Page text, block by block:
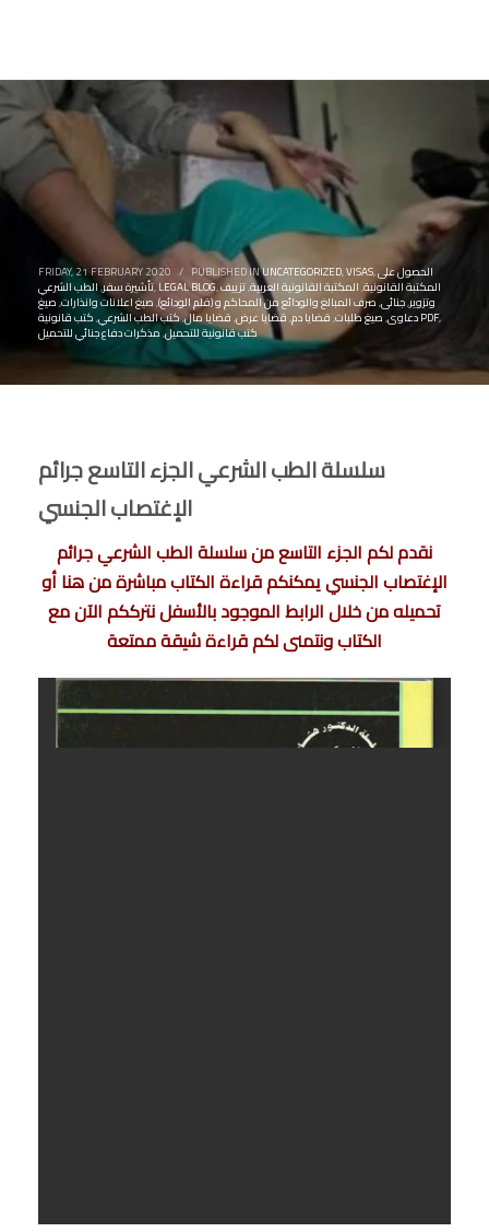
FRIDAY, 21 FEBRUARY 2020 / PUBLISHED INUNCATEGORIZED,VISAS,الحصول على
تأشيرة سفر,الطب الشرعي ,LEGAL BLOG, المكتبة القانونية,المكتبة القانونية العربية,تزييف
وتزوير,جنائى,صرف المبالغ والودائع من المحاكم و (قلم الودائع),صيغ اعلانات وانذارات,صيغ
دعاوى,صيغ طلبات,قضايا دم,قضايا عرض,قضايا مال,كتب الطب الشرعي, كتب قانونية PDF,
كتب قانونية للتحميل,مذكرات دفاع جنائي للتحميل
سلسلة الطب الشرعي الجزء التاسع جرائم
الإغتصاب الجنسي
نقدم لكم الجزء التاسع من سلسلة الطب الشرعي جرائم
الإغتصاب الجنسي يمكنكم قراءة الكتاب مباشرة من هنا أو
تحميله من خلال الرابط الموجود بالأسفل نترككم الآن مع
الكتاب ونتمنى لكم قراءة شيقة ممتعة